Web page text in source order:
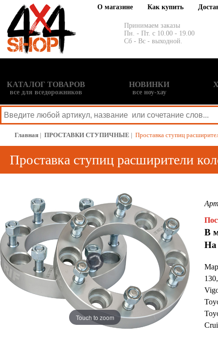
О магазине Как купить
Принимаем заказы
Пн. - Пт. с 10.00 - 19.00
Сб - Вс - выходной.
КАТАЛОГ ТОВАРОВ
все для вседорожников
НОВИНКИ
все ноу-хау
Главная | ПРОСТАВКИ СТУПИЧНЫЕ | Проставка ступиц
Проставка ступиц расширители
Touch to zoom
В
На